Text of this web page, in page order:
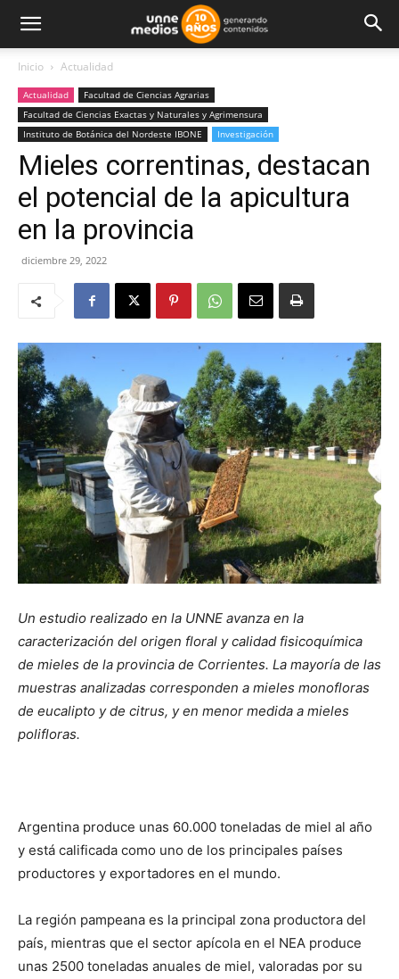
Inicio Actualidad
Actualidad
Facultad de Ciencias Agrarias
Facultad de Ciencias Exactas y Naturales y Agrimensura
Instituto de Botánica del Nordeste IBONE
Investigación
Mieles correntinas, destacan
el potencial de la apicultura
en la provincia
diciembre 29, 2022
Un estudio realizado en la UNNE avanza en la
caracterización del origen floral y calidad fisicoquímica
de mieles de la provincia de Corrientes. La mayoría de las
muestras analizadas corresponden a mieles monofloras
de eucalipto y de citrus, y en menor medida a mieles
polifloras.
Argentina produce unas 60.000 toneladas de miel al año
y está calificada como uno de los principales países
productores y exportadores en el mundo.
La región pampeana es la principal zona productora del
país, mientras que el sector apícola en el NEA produce
unas 2500 toneladas anuales de miel, valoradas por su